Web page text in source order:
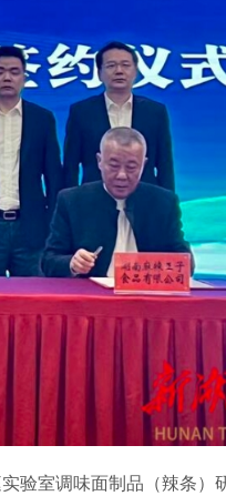
室调味面制品（辣条）